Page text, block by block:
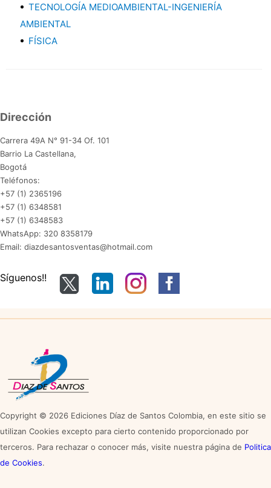
TECNOLOGÍA MEDIOAMBIENTAL-INGENIERÍA
AMBIENTAL
FÍSICA
Dirección
Carrera 49A N° 91-34 Of. 101
Barrio La Castellana,
Bogotá
Teléfonos:
+57 (1) 2365196
+57 (1) 6348581
+57 (1) 6348583
WhatsApp: 320 8358179
Email: diazdesantosventas@hotmail.com
Síguenos!!
Copyright © 2026 Ediciones Díaz de Santos Colombia, en este sitio se
utilizan Cookies excepto para cierto contenido proporcionado por
terceros. Para rechazar o conocer más, visite nuestra página de Politica
de Cookies.